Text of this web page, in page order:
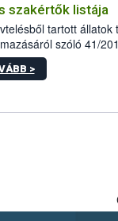
szakértők listája
tartott állatok
szóló 41/
szabályozza
illetve ennek
>